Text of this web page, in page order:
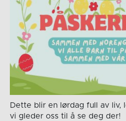
Dette blir en lørdag full av liv,
vi gleder oss til å se deg der!